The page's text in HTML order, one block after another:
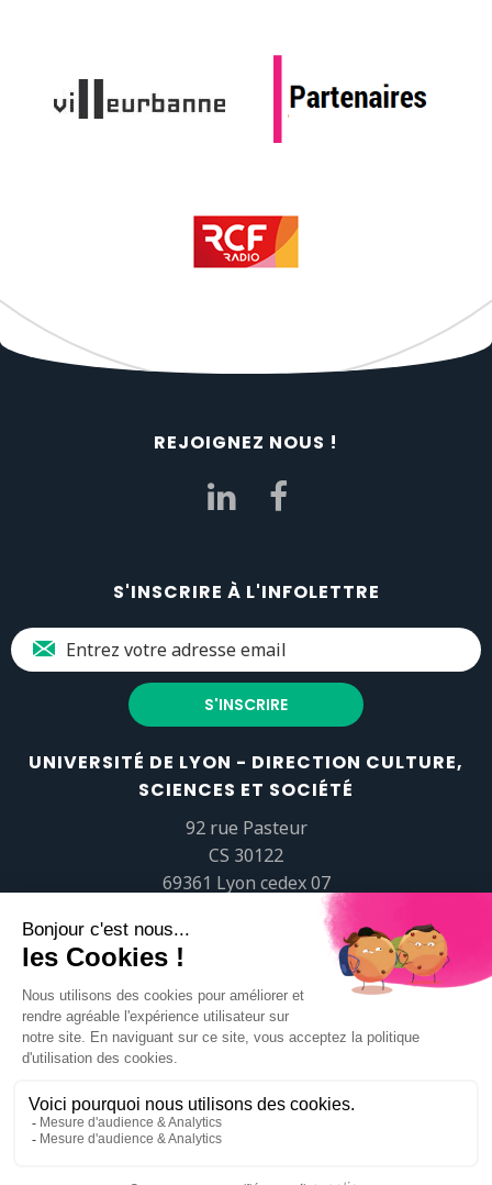
REJOIGNEZ NOUS !
S'INSCRIRE À L'INFOLETTRE
UNIVERSITÉ DE LYON - DIRECTION CULTURE,
SCIENCES ET SOCIÉTÉ
92 rue Pasteur
CS 30122
69361 Lyon cedex 07
popsciences@universite-lyon.fr
Tél.+33 (0)4 37 37 82 01
https://www.youtube.com/embed/Qm-prNOXepo